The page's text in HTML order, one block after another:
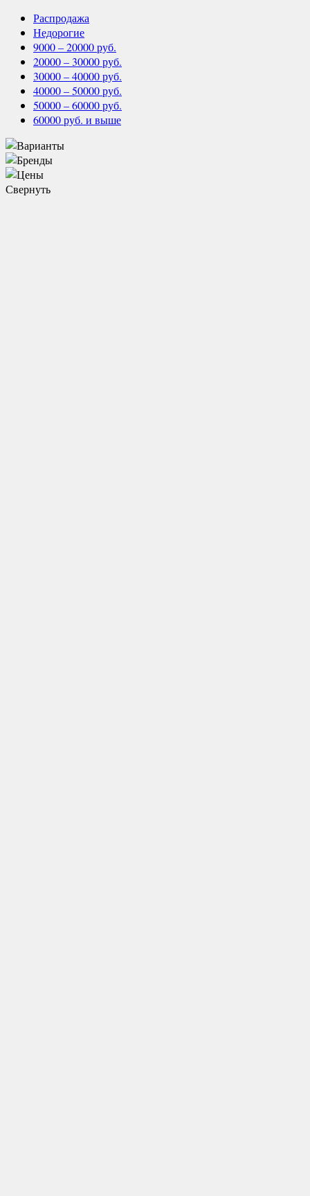
Распродажа
Недорогие
9000 – 20000 руб.
20000 – 30000 руб.
30000 – 40000 руб.
40000 – 50000 руб.
50000 – 60000 руб.
60000 руб. и выше
Свернуть